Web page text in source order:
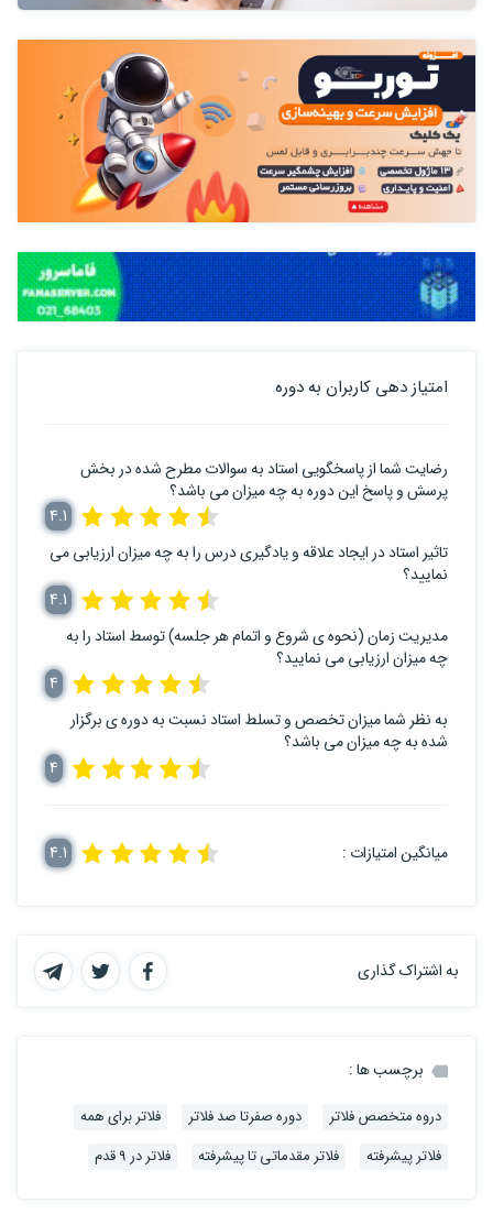
امتیاز دهی کاربران به دوره
رضایت شما از پاسخگویی استاد به سوالات مطرح شده در بخش
پرسش و پاسخ این دوره به چه میزان می باشد؟
4.1
تاثیر استاد در ایجاد علاقه و یادگیری درس را به چه میزان ارزیابی می
نمایید؟
4.1
مدیریت زمان (نحوه ی شروع و اتمام هر جلسه) توسط استاد را به
چه میزان ارزیابی می نمایید؟
4
به نظر شما میزان تخصص و تسلط استاد نسبت به دوره ی برگزار
شده به چه میزان می باشد؟
4
میانگین امتیازات : 4.1
به اشتراک گذاری
برچسب ها :
دروه متخصص فلاتر دوره صفرتا صد فلاتر
فلاتر برای همه
فلاتر پیشرفته
فلاتر مقدماتی تا پیشرفته فلاتر در 9 قدم